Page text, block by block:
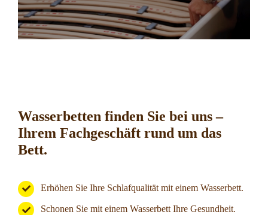
Wasserbetten finden Sie bei uns –
Ihrem Fachgeschäft rund um das
Bett.
Erhöhen Sie Ihre Schlafqualität mit einem Wasserbett.
Schonen Sie mit einem Wasserbett Ihre Gesundheit.